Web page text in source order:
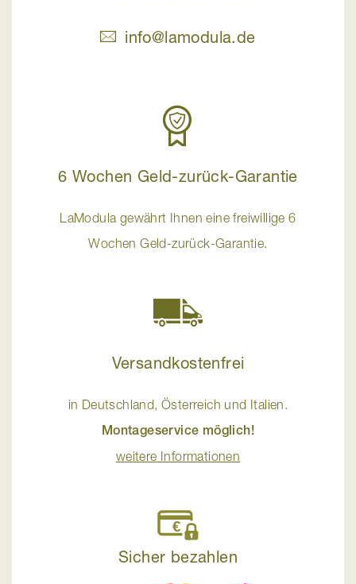
info@lamodula.de
6 Wochen Geld-zurück-Garantie
LaModula gewährt Ihnen eine freiwillige 6
Wochen Geld-zurück-Garantie.
Versandkostenfrei
in Deutschland, Österreich und Italien.
Montageservice möglich!
weitere Informationen
Sicher bezahlen